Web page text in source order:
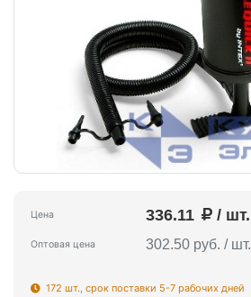
Цена 336.11 / шт.
Оптовая цена 302.50 руб. / шт.
172 шт., срок поставки 5-7 рабочих дней